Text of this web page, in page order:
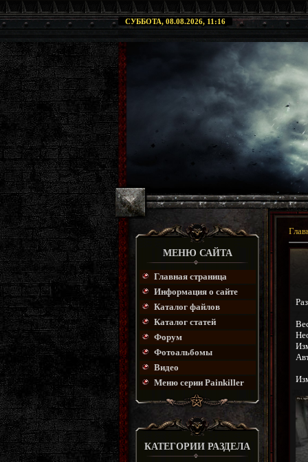
СУББОТА, 08.08.2026, 11:16
МЕНЮ САЙТА
Главная страница
Информация о сайте
Каталог файлов
Каталог статей
Форум
Фотоальбомы
Видео
Меню серии Painkiller
КАТЕГОРИИ РАЗДЕЛА